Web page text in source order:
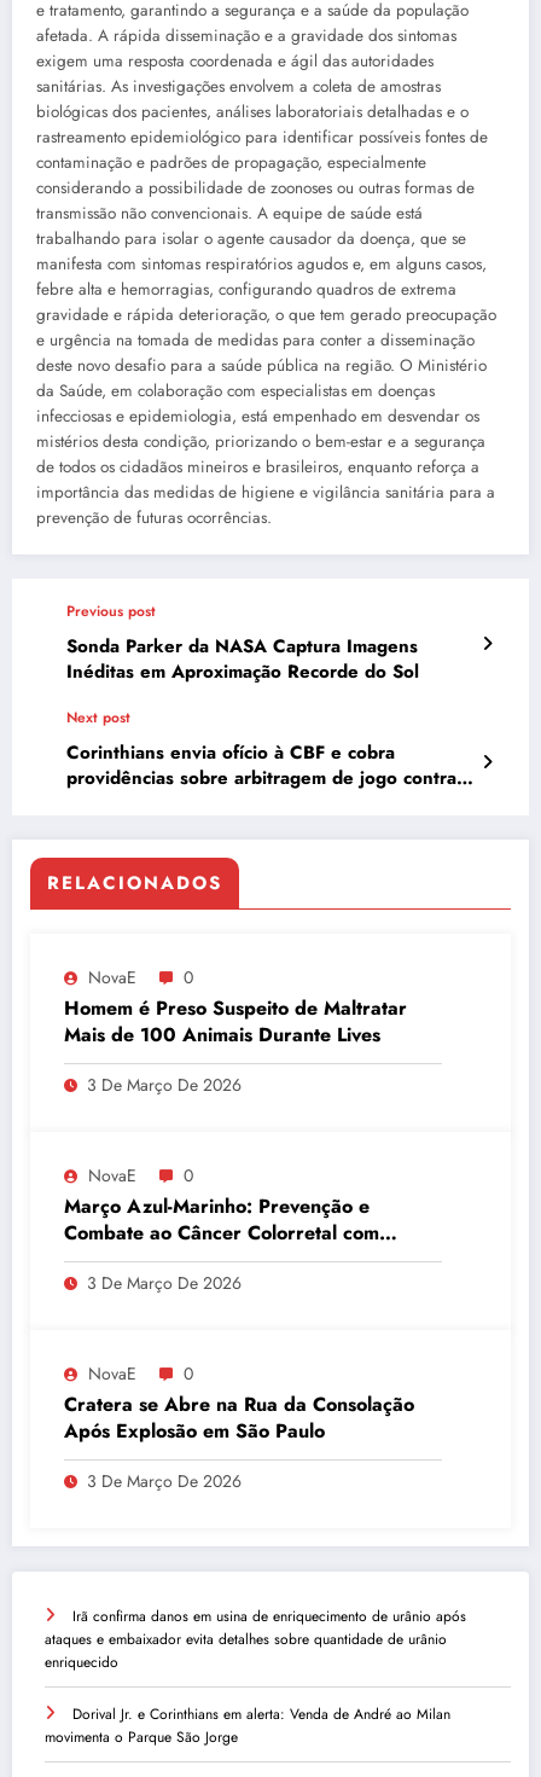
e tratamento, garantindo a segurança e a saúde da população
afetada. A rápida disseminação e a gravidade dos sintomas
exigem uma resposta coordenada e ágil das autoridades
sanitárias. As investigações envolvem a coleta de amostras
biológicas dos pacientes, análises laboratoriais detalhadas e o
rastreamento epidemiológico para identificar possíveis fontes de
contaminação e padrões de propagação, especialmente
considerando a possibilidade de zoonoses ou outras formas de
transmissão não convencionais. A equipe de saúde está
trabalhando para isolar o agente causador da doença, que se
manifesta com sintomas respiratórios agudos e, em alguns casos,
febre alta e hemorragias, configurando quadros de extrema
gravidade e rápida deterioração, o que tem gerado preocupação
e urgência na tomada de medidas para conter a disseminação
deste novo desafio para a saúde pública na região. O Ministério
da Saúde, em colaboração com especialistas em doenças
infecciosas e epidemiologia, está empenhado em desvendar os
mistérios desta condição, priorizando o bem-estar e a segurança
de todos os cidadãos mineiros e brasileiros, enquanto reforça a
importância das medidas de higiene e vigilância sanitária para a
prevenção de futuras ocorrências.
Previous post
Sonda Parker da NASA Captura Imagens
Inéditas em Aproximação Recorde do Sol
Next post
Corinthians envia ofício à CBF e cobra
providências sobre arbitragem de jogo contra
RELACIONADOS
NovaE 0
Homem é Preso Suspeito de Maltratar
Mais de 100 Animais Durante Lives
3 De Março De 2026
NovaE 0
Março Azul-Marinho: Prevenção e
Combate ao Câncer Colorretal com
Atividades Físicas
3 De Março De 2026
NovaE 0
Cratera se Abre na Rua da Consolação
Após Explosão em São Paulo
3 De Março De 2026
Irã confirma danos em usina de enriquecimento de urânio após
ataques e embaixador evita detalhes sobre quantidade de urânio
enriquecido
Dorival Jr. e Corinthians em alerta: Venda de André ao Milan
movimenta o Parque São Jorge